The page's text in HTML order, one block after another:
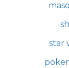
star